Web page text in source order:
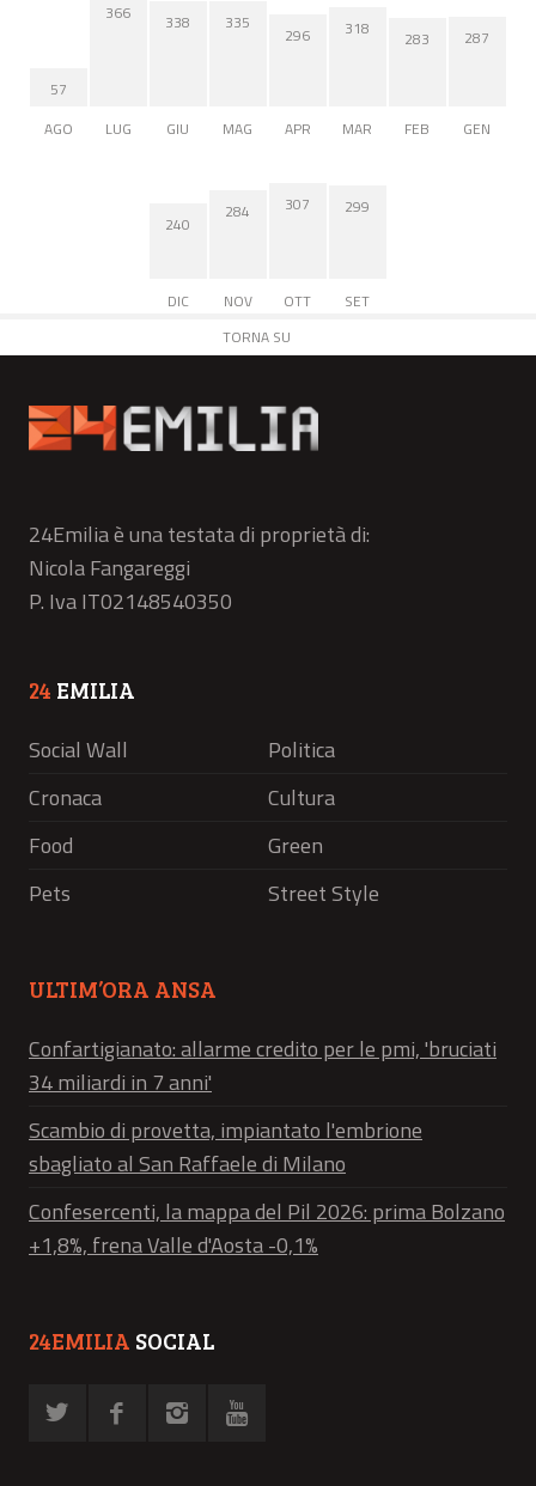
57
AGO
366
LUG
338
GIU
335
MAG
296
APR
318
MAR
283
FEB
287
GEN
240
DIC
284
NOV
307
OTT
299
SET
TORNA SU
24Emilia è una testata di proprietà di:
Nicola Fangareggi
P. Iva IT02148540350
24 EMILIA
Social Wall
Politica
Cronaca
Cultura
Food
Green
Pets
Street Style
ULTIM’ORA ANSA
Confartigianato: allarme credito per le pmi, 'bruciati
34 miliardi in 7 anni'
Scambio di provetta, impiantato l'embrione
sbagliato al San Raffaele di Milano
Confesercenti, la mappa del Pil 2026: prima Bolzano
+1,8%, frena Valle d'Aosta -0,1%
24EMILIA SOCIAL